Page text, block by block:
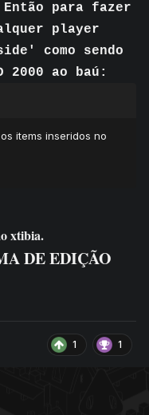
para fazer
player
como sendo
2000 ao baú :
items inseridos no
xtibia.
DE EDIÇÃO
1 1